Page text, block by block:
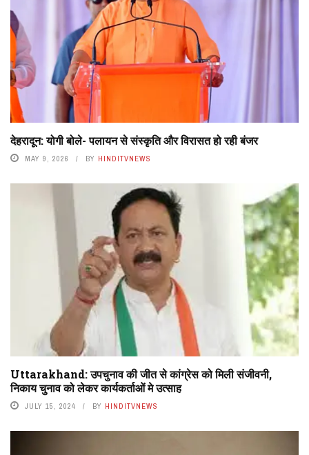
देहरादून: योगी बोले- पलायन से संस्कृति और विरासत हो रही बंजर
MAY 9, 2026 BY HINDITVNEWS
Uttarakhand: उपचुनाव की जीत से कांग्रेस को मिली संजीवनी,
निकाय चुनाव को लेकर कार्यकर्ताओं मे उत्साह
JULY 15, 2024 BY HINDITVNEWS